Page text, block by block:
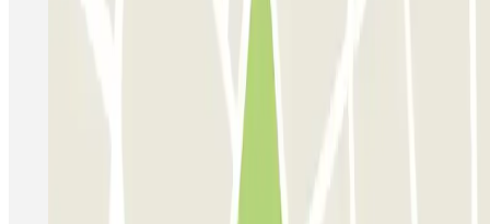
Cómo Aparcar dentro de la Zona de Tráfico Limitado, en Milán
Reserva parking en el Teatro La Scala
Parkings en el Aeropuerto de Milán-Linate - Enrico Forlanini
Aparca cerca del Cementerio Monumental de Milán
Aparcar en Milán y desplazarse en metro